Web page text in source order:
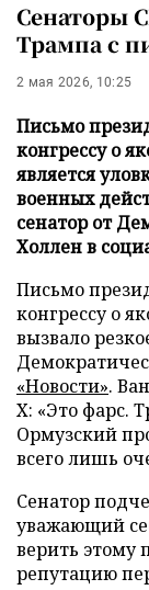
Сенаторы
Трампа с
2 мая 2026, 10:25
Письмо
конгрессу о
является
военных
сенатор от
Холлен в
Письмо
конгрессу о
вызвало
«Новости».
X: «Это фарс.
Ормузский
всего лишь
Сенатор
уважающий
верить этому
репутацию